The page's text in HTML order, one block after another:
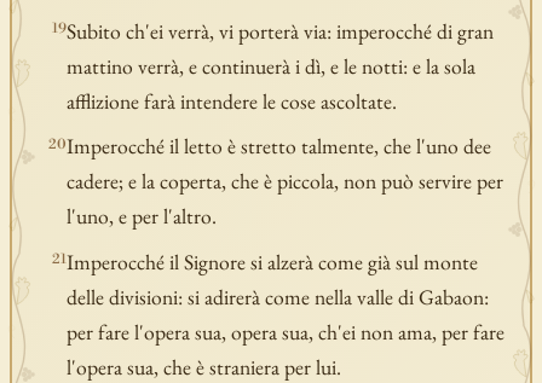
19Subito ch'ei verrà, vi porterà via: imperocché di gran
mattino verrà, e continuerà i dì, e le notti: e la sola
afflizione farà intendere le cose ascoltate.
20Imperocché il letto è stretto talmente, che l'uno dee
cadere; e la coperta, che è piccola, non può servire per
l'uno, e per l'altro.
21Imperocché il Signore si alzerà come già sul monte
delle divisioni: si adirerà come nella valle di Gabaon:
per fare l'opera sua, opera sua, ch'ei non ama, per fare
l'opera sua, che è straniera per lui.